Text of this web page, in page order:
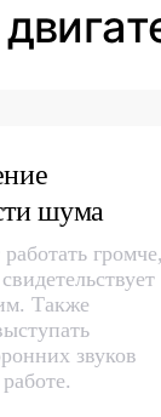
шума
громче,
Также
звуков